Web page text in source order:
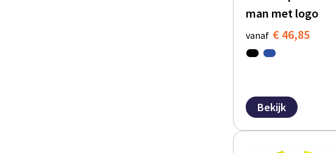
man met logo
vanaf € 46,85
Bekijk